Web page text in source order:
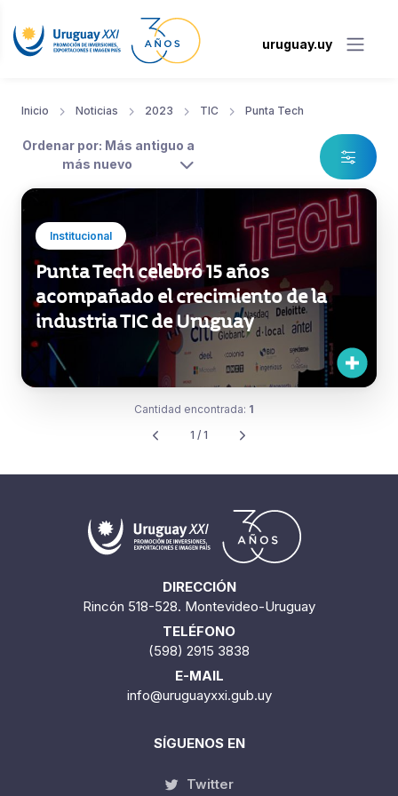
uruguay.uy
Inicio Noticias 2023 TIC Punta Tech
Ordenar por: Más antiguo a
más nuevo
Institucional
Punta Tech celebró 15 años
acompañado el crecimiento de la
industria TIC de Uruguay
Cantidad encontrada: 1
1 / 1
DIRECCIÓN
Rincón 518-528. Montevideo-Uruguay
TELÉFONO
(598) 2915 3838
E-MAIL
info@uruguayxxi.gub.uy
SÍGUENOS EN
Twitter